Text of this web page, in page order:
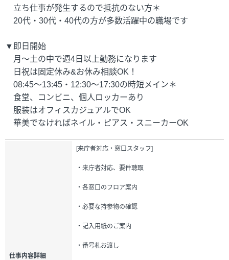
立ち仕事が発生するので抵抗のない方＊
20代・30代・40代の方が多数活躍中の職場です
▼即日開始
月～土の中で週4日以上勤務になります
日祝は固定休み&お休み相談OK！
08:45～13:45・12:30～17:30の時短メイン＊
食堂、コンビニ、個人ロッカーあり
服装はオフィスカジュアルでOK
華美でなければネイル・ピアス・スニーカーOK
仕事内容詳細
[来庁者対応・窓口スタッフ]
・来庁者対応、要件聴取
・各窓口のフロア案内
・必要な持参物の確認
・記入用紙のご案内
・番号札お渡し